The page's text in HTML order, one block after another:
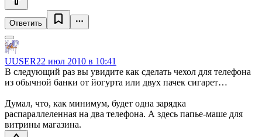
Ответить
UUSER22 июл 2010 в 10:41
В следующий раз вы увидите как сделать чехол для телефона
из обычной банки от йогурта или двух пачек сигарет…
Думал, что, как минимум, будет одна зарядка
распараллеленная на два телефона. А здесь папье-маше для
витрины магазина.